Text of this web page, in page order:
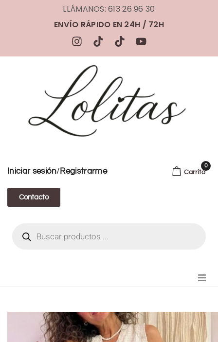
LLÁMANOS: 613 26 96 30
ENVÍO RÁPIDO EN 24H / 72H
Iniciar sesión/ Registrarme
Contacto
Carrito
0
FIANZA TIKTOK